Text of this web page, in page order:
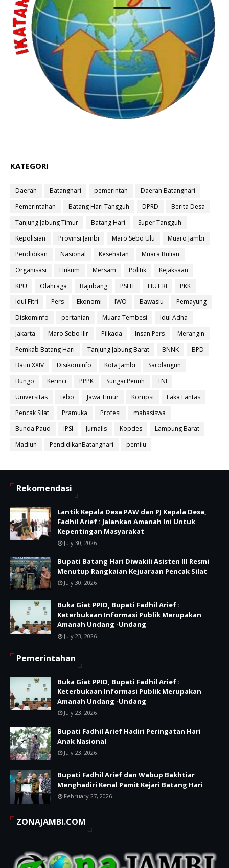
KATEGORI
Daerah Batanghari pemerintah
Daerah Batanghari
Pemerintahan
Batang Hari Tangguh DPRD
Berita Desa
Tanjung Jabung Timur
Batang Hari
Super Tangguh
Kepolisian
Provinsi Jambi Maro Sebo Ulu
Muaro Jambi
Pendidikan
Nasional Kesehatan
Muara Bulian
Organisasi
Hukum Mersam Politik
Kejaksaan
KPU
Olahraga Bajubang PSHT HUT RI
PKK
Idul Fitri
Pers Ekonomi IWO Bawaslu
Pemayung
Diskominfo
pertanian Muara Tembesi
Idul Adha
Jakarta
Maro Sebo Ilir Pilkada Insan Pers
Merangin
Pemkab Batang Hari
Tanjung Jabung Barat BNNK
BPD
Batin XXIV
Disikominfo Kota Jambi
Sarolangun
Bungo
Kerinci PPPK Sungai Penuh
TNI
Universitas
tebo Jawa Timur Korupsi
Laka Lantas
Pencak Silat
Pramuka Profesi
mahasiswa
Bunda Paud
IPSI Jurnalis Kopdes
Lampung Barat
Madiun
PendidikanBatanghari pemilu
Rekomendasi
Lantik Kepala Desa PAW dan PJ Kepala Desa,
Fadhil Arief : Jalankan Amanah Ini Untuk
Kepentingan Masyarakat
July 30, 2026
Bupati Batang Hari Diwakili Asisten III Resmi
Menutup Rangkaian Kejuaraan Pencak Silat
July 30, 2026
Buka Giat PPID, Bupati Fadhil Arief :
Keterbukaan Informasi Publik Merupakan
Amanah Undang -Undang
July 23, 2026
Pemerintahan
Buka Giat PPID, Bupati Fadhil Arief :
Keterbukaan Informasi Publik Merupakan
Amanah Undang -Undang
July 23, 2026
Bupati Fadhil Arief Hadiri Peringatan Hari
Anak Nasional
July 23, 2026
Bupati Fadhil Arief dan Wabup Bakhtiar
Menghadiri Kenal Pamit Kejari Batang Hari
February 27, 2026
ZONAJAMBI.COM